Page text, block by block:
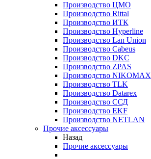
Производство ЦМО
Производство Rittal
Производство ИТК
Производство Hyperline
Производство Lan Union
Производство Cabeus
Производство DKC
Производство ZPAS
Производство NIKOMAX
Производство TLK
Производство Datarex
Производство ССД
Производство EKF
Производство NETLAN
Прочие аксеcсуары
Назад
Прочие аксеcсуары